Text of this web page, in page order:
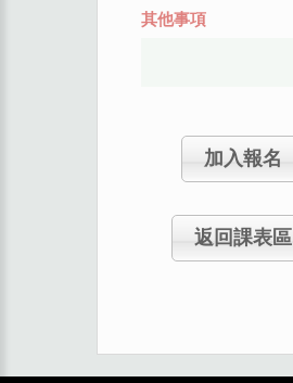
其他事項
加入報名
返回課表區